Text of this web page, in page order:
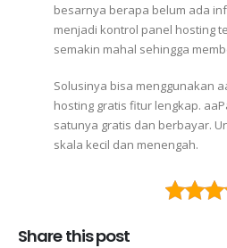
besarnya berapa belum ada
menjadi kontrol panel hosting
semakin mahal sehingga
Solusinya bisa menggunakan
hosting gratis fitur lengkap.
satunya gratis dan berbayar.
skala kecil dan menengah.
Share this post